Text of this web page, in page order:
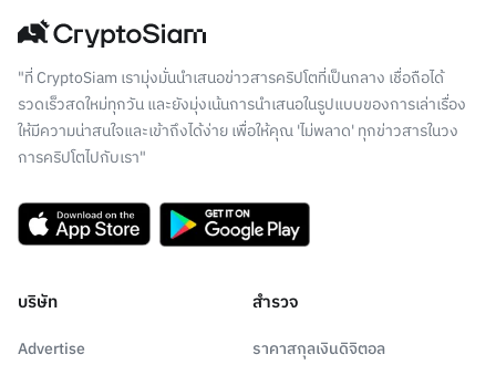
"ที่ CryptoSiam เรามุ่งมั่นนำเสนอข่าวสารคริปโตที่เป็นกลาง เชื่อถือได้
รวดเร็วสดใหม่ทุกวัน และยังมุ่งเน้นการนำเสนอในรูปแบบของการเล่าเรื่อง
ให้มีความน่าสนใจและเข้าถึงได้ง่าย เพื่อให้คุณ 'ไม่พลาด' ทุกข่าวสารในวง
การคริปโตไปกับเรา"
บริษัท
Advertise
สำรวจ
ราคาสกุลเงินดิจิตอล